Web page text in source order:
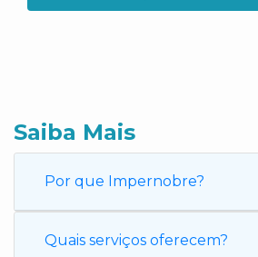
Saiba Mais
Por que Impernobre?
Quais serviços oferecem?